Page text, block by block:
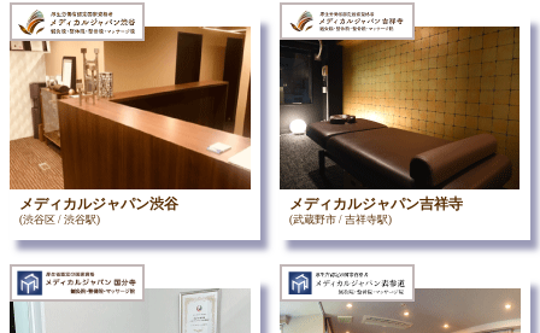
メディカルジャパン渋谷
(渋谷区 / 渋谷駅)
メディカルジャパン吉祥寺
(武蔵野市 / 吉祥寺駅)